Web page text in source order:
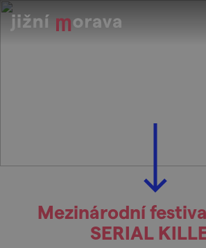
Mezinárodní
SERIAL